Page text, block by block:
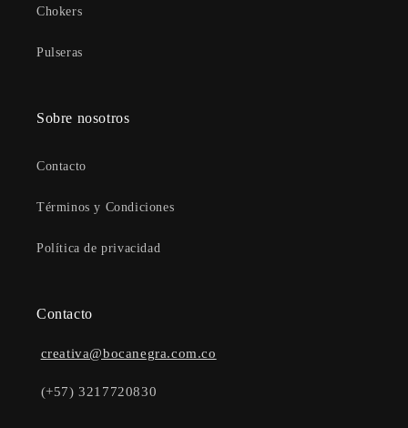
Chokers
Pulseras
Sobre nosotros
Contacto
Términos y Condiciones
Política de privacidad
Contacto
creativa@bocanegra.com.co
(+57) 3217720830